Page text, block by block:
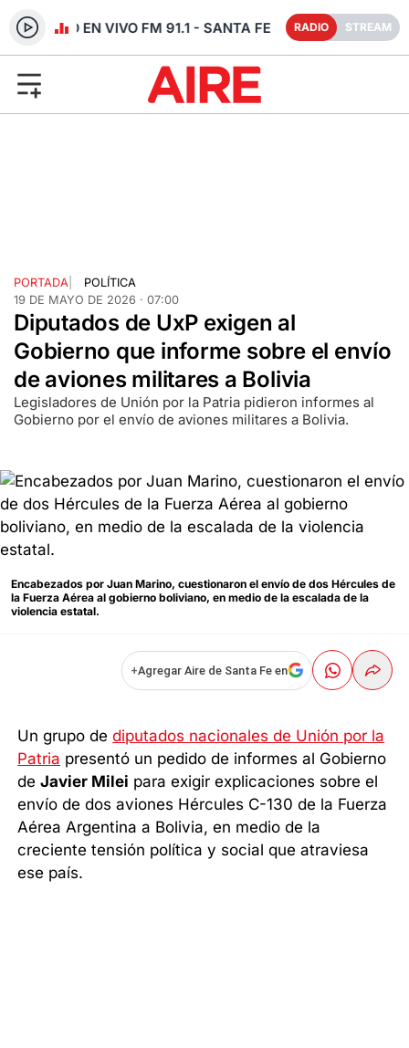
RADIO EN VIVO FM 91.1 - SANTA FE RADIO STREAM
PORTADA
POLÍTICA
19 DE MAYO DE 2026 · 07:00
Diputados de UxP exigen al
Gobierno que informe sobre el envío
de aviones militares a Bolivia
Legisladores de Unión por la Patria pidieron informes al
Gobierno por el envío de aviones militares a Bolivia.
Encabezados por Juan Marino, cuestionaron el envío de dos Hércules de
la Fuerza Aérea al gobierno boliviano, en medio de la escalada de la
violencia estatal.
+Agregar Aire de Santa Fe en
Un grupo dediputados nacionales de Unión por la
Patria presentó un pedido de informes al Gobierno
deJavier Milei para exigir explicaciones sobre el
envío de dos aviones Hércules C-130 de la Fuerza
Aérea Argentina a Bolivia, en medio de la
creciente tensión política y social que atraviesa
ese país.